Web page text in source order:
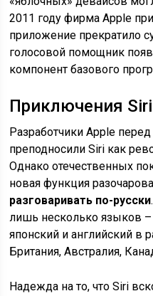
2011 году фирма Apple
приложение прекратило
голосовой помощник
компонент базового
Приключения
Разработчики Apple
преподносили Siri как
Однако отечественных
новая функция
разговаривать по-русски
лишь несколько языков
японский и английский в
Британия, Австралия,
Надежда на то, что Siri